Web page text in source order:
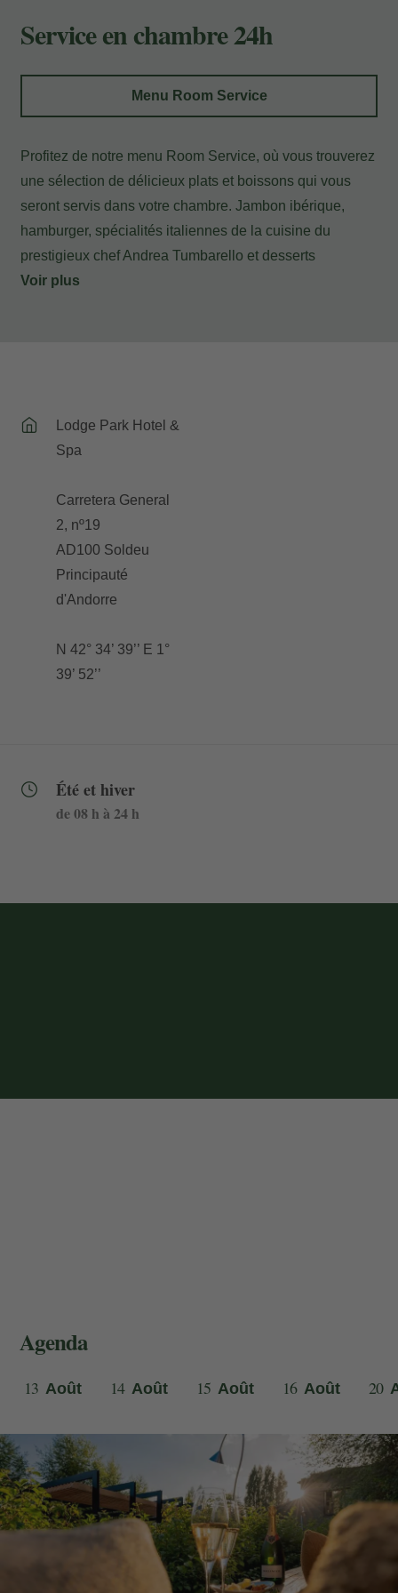
Ma réservation
Service en chambre 24h
Menu Room Service
Profitez de notre menu Room Service, où vous trouverez
une sélection de délicieux plats et boissons qui vous
seront servis dans votre chambre. Jambon ibérique,
hamburger, spécialités italiennes de la cuisine du
prestigieux chef Andrea Tumbarello et desserts
appétissants à déguster à loisir sans quitter votre
Voir plus
Lodge Park Hotel &
Spa
Carretera General
2, nº19
AD100 Soldeu
Principauté
d'Andorre
N 42° 34’ 39’’ E 1°
39’ 52’’
Été et hiver
de 08 h à 24 h
Agenda
13 Août 14 Août 15 Août 16 Août 20